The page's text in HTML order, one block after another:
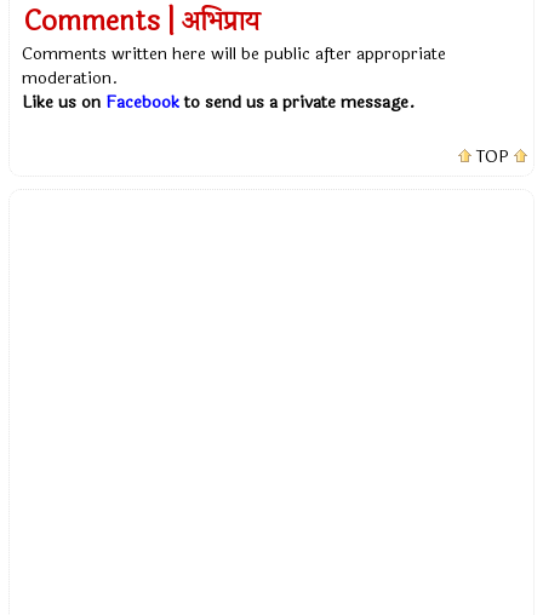
Comments | अभिप्राय
Comments written here will be public after appropriate
moderation.
Like us on Facebookto send us a private message.
TOP